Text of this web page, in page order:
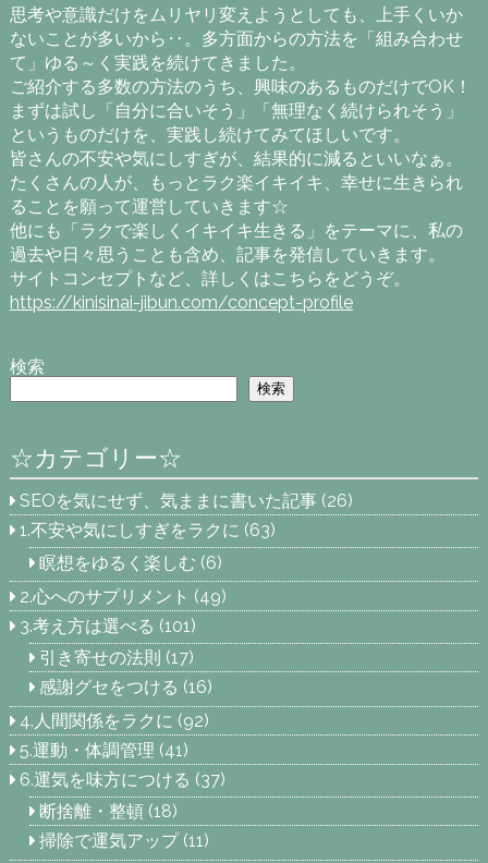
思考や意識だけをムリヤリ変えようとしても、上手くいか
ないことが多いから‥。多方面からの方法を「組み合わせ
て」ゆる～く実践を続けてきました。
ご紹介する多数の方法のうち、興味のあるものだけでOK！
まずは試し「自分に合いそう」「無理なく続けられそう」
というものだけを、実践し続けてみてほしいです。
皆さんの不安や気にしすぎが、結果的に減るといいなぁ。
たくさんの人が、もっとラク楽イキイキ、幸せに生きられ
ることを願って運営していきます☆
他にも「ラクで楽しくイキイキ生きる」をテーマに、私の
過去や日々思うことも含め、記事を発信していきます。
サイトコンセプトなど、詳しくはこちらをどうぞ。
https://kinisinai-jibun.com/concept-profile
検索
検索
☆カテゴリー☆
SEOを気にせず、気ままに書いた記事 (26)
1.不安や気にしすぎをラクに (63)
瞑想をゆるく楽しむ (6)
2.心へのサプリメント (49)
3.考え方は選べる (101)
引き寄せの法則 (17)
感謝グセをつける (16)
4.人間関係をラクに (92)
5.運動・体調管理 (41)
6.運気を味方につける (37)
断捨離・整頓(18)
掃除で運気アップ(11)